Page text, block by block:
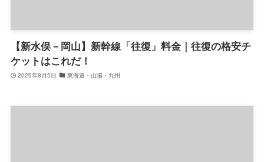
【新水俣－岡山】新幹線「往復」料金｜往復の格安チ
ケットはこれだ！
2026年8月5日 東海道・山陽・九州